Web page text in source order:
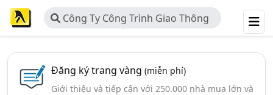
Công Ty Công Trình Giao Thông
Thừa Thiên Huế
Đăng ký trang vàng (miễn phí)
Giới thiệu và tiếp cận với 250.000 nhà mua lớn và